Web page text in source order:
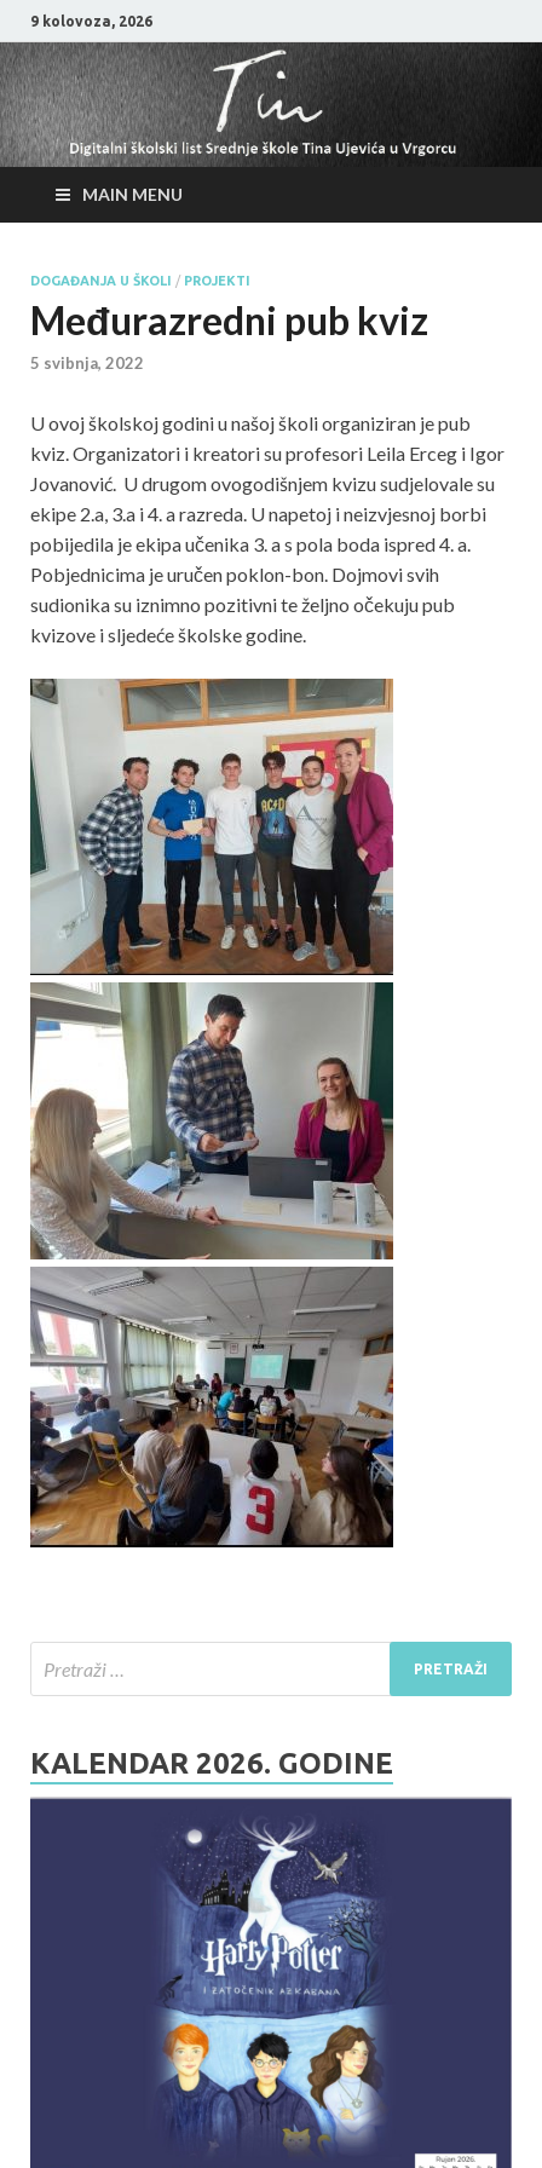
9 kolovoza, 2026
MAIN MENU
DOGAĐANJA U ŠKOLI / PROJEKTI
Međurazredni pub kviz
5 svibnja, 2022
U ovoj školskoj godini u našoj školi organiziran je pub
kviz. Organizatori i kreatori su profesori Leila Erceg i Igor
Jovanović. U drugom ovogodišnjem kvizu sudjelovale su
ekipe 2.a, 3.a i 4. a razreda. U napetoj i neizvjesnoj borbi
pobijedila je ekipa učenika 3. a s pola boda ispred 4. a.
Pobjednicima je uručen poklon-bon. Dojmovi svih
sudionika su iznimno pozitivni te željno očekuju pub
kvizove i sljedeće školske godine.
KALENDAR 2026. GODINE